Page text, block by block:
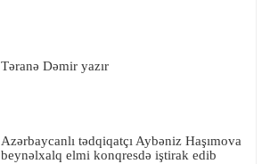
Təranə Dəmir yazır
Azərbaycanlı tədqiqatçı Aybəniz Haşımova
beynəlxalq elmi konqresdə iştirak edib